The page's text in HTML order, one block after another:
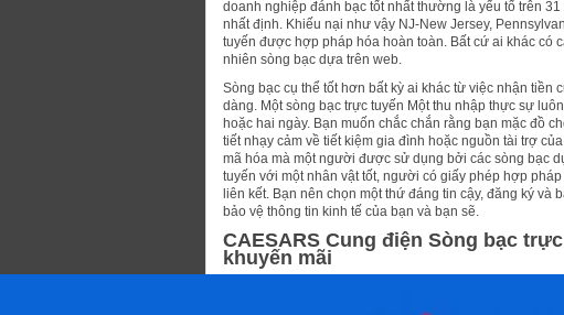
doanh nghiệp đánh bạc tốt nhất thường là yếu tố trên
nhất định. Khiếu nại như vậy NJ-New Jersey,
tuyến được hợp pháp hóa hoàn toàn. Bất cứ ai khác có
nhiên sòng bạc dựa trên web.
Sòng bạc cụ thể tốt hơn bất kỳ ai khác từ việc nhận tiền
dàng. Một sòng bạc trực tuyến Một thu nhập thực sự
hoặc hai ngày. Bạn muốn chắc chắn rằng bạn mặc đồ
tiết nhạy cảm về tiết kiệm gia đình hoặc nguồn tài trợ
mã hóa mà một người được sử dụng bởi các sòng bạc
tuyến với một nhân vật tốt, người có giấy phép hợp
liên kết. Bạn nên chọn một thứ đáng tin cậy, đăng ký
bảo vệ thông tin kinh tế của bạn và bạn sẽ.
CAESARS Cung điện Sòng bạc
khuyến mãi